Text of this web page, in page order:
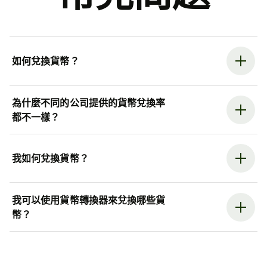
如何兌換貨幣？
為什麼不同的公司提供的貨幣兌換率
都不一樣？
我如何兌換貨幣？
我可以使用貨幣轉換器來兌換哪些貨
幣？